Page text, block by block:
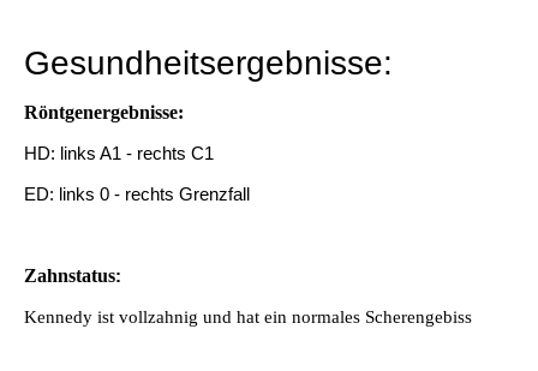
Gesundheitsergebnisse:
Röntgenergebnisse:
HD: links A1 - rechts C1
ED: links 0 - rechts Grenzfall
Zahnstatus:
Kennedy ist vollzahnig und hat ein normales Scherengebiss